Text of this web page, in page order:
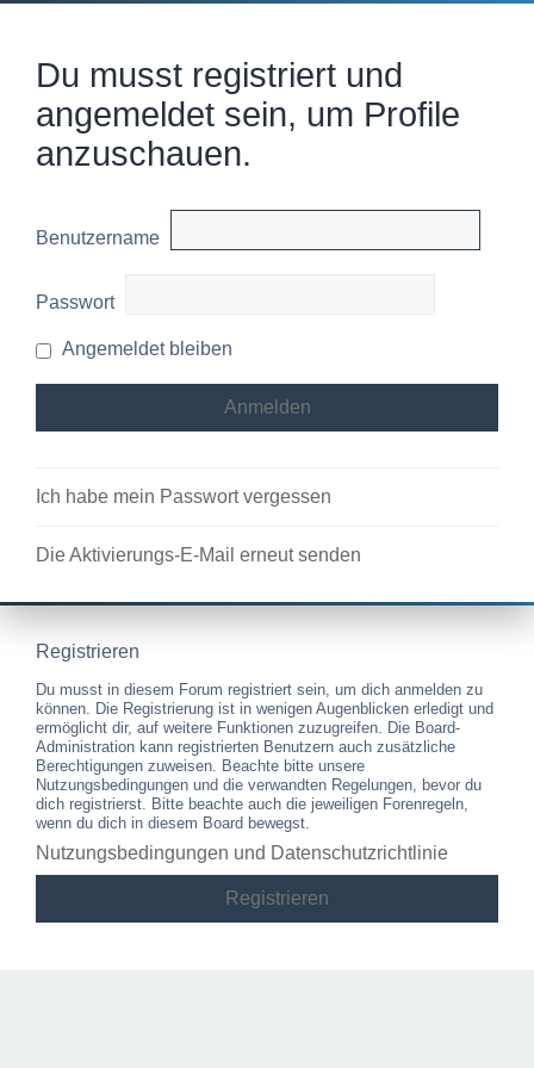
Du musst registriert und
angemeldet sein, um Profile
anzuschauen.
Benutzername
Passwort
Angemeldet bleiben
Ich habe mein Passwort vergessen
Die Aktivierungs-E-Mail erneut senden
Registrieren
Du musst in diesem Forum registriert sein, um dich anmelden zu
können. Die Registrierung ist in wenigen Augenblicken erledigt und
ermöglicht dir, auf weitere Funktionen zuzugreifen. Die Board-
Administration kann registrierten Benutzern auch zusätzliche
Berechtigungen zuweisen. Beachte bitte unsere
Nutzungsbedingungen und die verwandten Regelungen, bevor du
dich registrierst. Bitte beachte auch die jeweiligen Forenregeln,
wenn du dich in diesem Board bewegst.
Nutzungsbedingungen und Datenschutzrichtlinie
Registrieren